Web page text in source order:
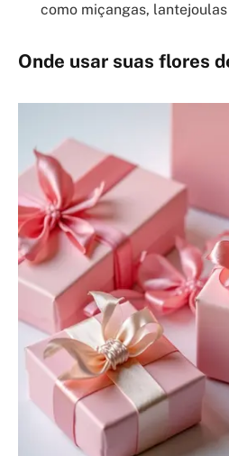
como miçangas,
Onde usar suas flores